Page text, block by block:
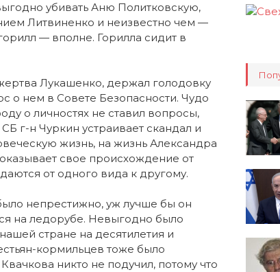
убивать Аню Политковскую,
Литвиненко и неизвестно чем —
— вполне. Горилла сидит в
Лукашенко, держал голодовку
о нем в Совете Безопасности. Чудо
о личностях не ставил вопросы,
г-н Чуркин устраивает скандал и
жизнь, на жизнь Александра
свое происхождение от
от одного вида к другому.
непрестижно, уж лучше бы он
на ледорубе. Невыгодно было
стране на десятилетия и
кормильцев тоже было
никто не подучил, потому что